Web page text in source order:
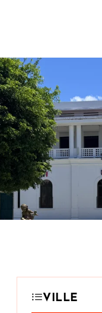
VILLE